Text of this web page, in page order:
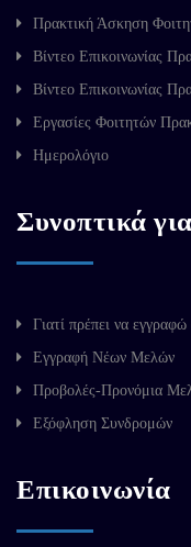
Πρακτική Άσκηση
Βίντεο Επικοινωνίας
Βίντεο Επικοινωνίας
Εργασίες Φοιτητών
Ημερολόγιο
Συνοπτικά
Γιατί πρέπει να
Εγγραφή Νέων Μελών
Προβολές-Προνόμια
Εξόφληση Συνδρομών
Επικοινωνία